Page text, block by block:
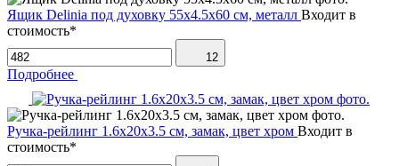
Ящик Delinia под духовку 55х4.5х60 см, металл Входит в
стоимость*
12
Подробнее
Ручка-рейлинг 1.6х20х3.5 см, замак, цвет хром Входит в
стоимость*